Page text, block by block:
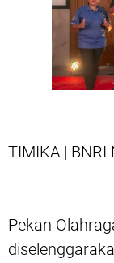
TIMIKA | BNRI
Pekan